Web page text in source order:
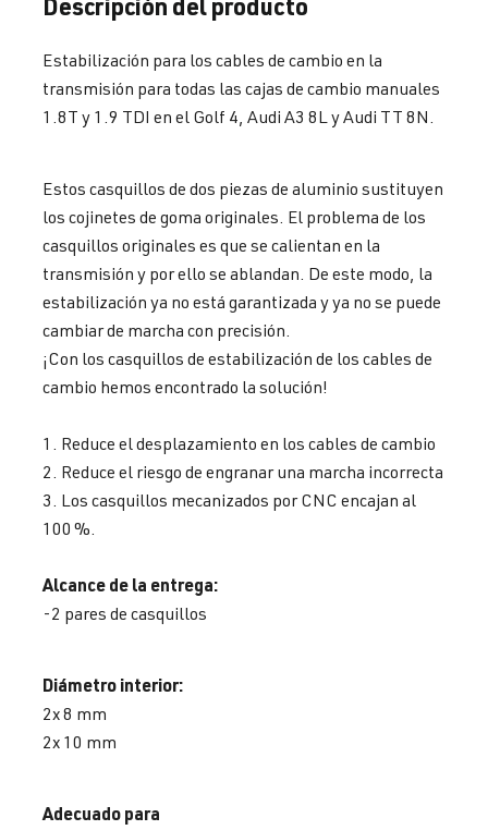
Estabilización para los cables de cambio en la
transmisión para todas las cajas de cambio manuales
1.8T y 1.9 TDI en el Golf 4, Audi A3 8L y Audi TT 8N.
Estos casquillos de dos piezas de aluminio sustituyen
los cojinetes de goma originales. El problema de los
casquillos originales es que se calientan en la
transmisión y por ello se ablandan. De este modo, la
estabilización ya no está garantizada y ya no se puede
cambiar de marcha con precisión.
¡Con los casquillos de estabilización de los cables de
cambio hemos encontrado la solución!
1. Reduce el desplazamiento en los cables de cambio
2. Reduce el riesgo de engranar una marcha incorrecta
3. Los casquillos mecanizados por CNC encajan al
100 %.
Alcance de la entrega:
-2 pares de casquillos
Diámetro interior:
2x 8 mm
2x 10 mm
Adecuado para